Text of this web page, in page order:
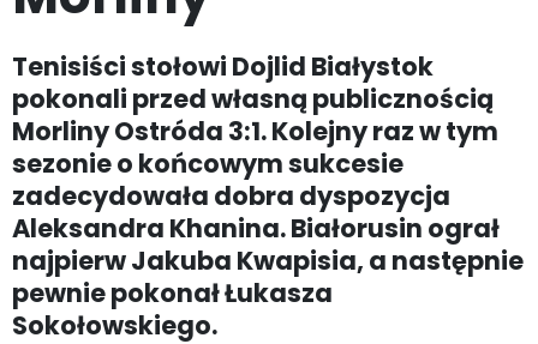
Tenisiści stołowi Dojlid Białystok
pokonali przed własną publicznością
Morliny Ostróda 3:1. Kolejny raz w tym
sezonie o końcowym sukcesie
zadecydowała dobra dyspozycja
Aleksandra Khanina. Białorusin ograł
najpierw Jakuba Kwapisia, a następnie
pewnie pokonał Łukasza
Sokołowskiego.